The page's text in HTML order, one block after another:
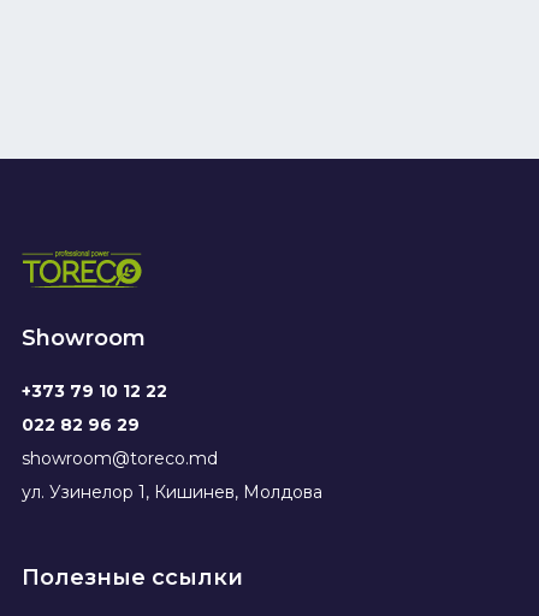
Showroom
+373 79 10 12 22
022 82 96 29
showroom@toreco.md
ул. Узинелор 1, Кишинев, Молдова
Полезные ссылки